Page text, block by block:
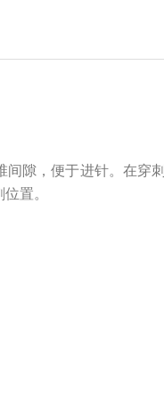
隙，便于进针。在穿刺
置。